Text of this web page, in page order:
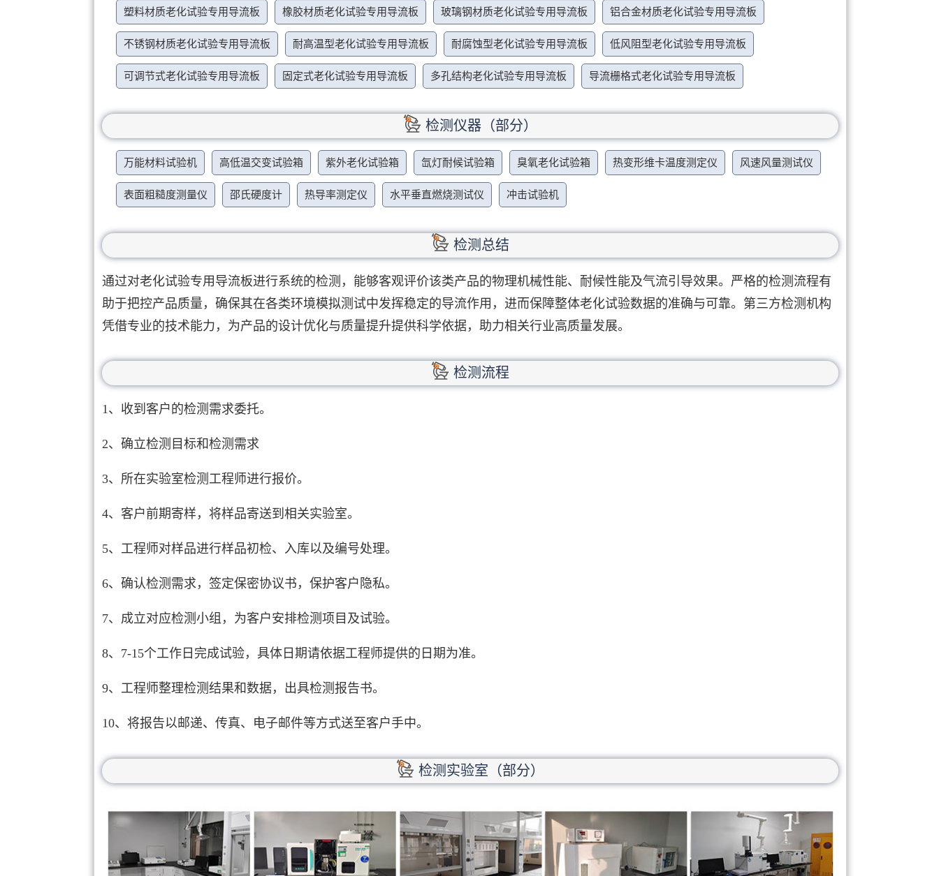
塑料材质老化试验专用导流板 橡胶材质老化试验专用导流板 玻璃钢材质老化试验专用导流板 铝合金材质老化试验专用导流板
不锈钢材质老化试验专用导流板 耐高温型老化试验专用导流板 耐腐蚀型老化试验专用导流板 低风阻型老化试验专用导流板
可调节式老化试验专用导流板 固定式老化试验专用导流板 多孔结构老化试验专用导流板 导流栅格式老化试验专用导流板
检测仪器（部分）
万能材料试验机 高低温交变试验箱 紫外老化试验箱 氙灯耐候试验箱 臭氧老化试验箱 热变形维卡温度测定仪 风速风量测试仪
表面粗糙度测量仪 邵氏硬度计 热导率测定仪 水平垂直燃烧测试仪 冲击试验机
检测总结
通过对老化试验专用导流板进行系统的检测，能够客观评价该类产品的物理机械性能、耐候性能及气流引导效果。严格的检测流程有
助于把控产品质量，确保其在各类环境模拟测试中发挥稳定的导流作用，进而保障整体老化试验数据的准确与可靠。第三方检测机构
凭借专业的技术能力，为产品的设计优化与质量提升提供科学依据，助力相关行业高质量发展。
检测流程
1、收到客户的检测需求委托。
2、确立检测目标和检测需求
3、所在实验室检测工程师进行报价。
4、客户前期寄样，将样品寄送到相关实验室。
5、工程师对样品进行样品初检、入库以及编号处理。
6、确认检测需求，签定保密协议书，保护客户隐私。
7、成立对应检测小组，为客户安排检测项目及试验。
8、7-15个工作日完成试验，具体日期请依据工程师提供的日期为准。
9、工程师整理检测结果和数据，出具检测报告书。
10、将报告以邮递、传真、电子邮件等方式送至客户手中。
检测实验室（部分）